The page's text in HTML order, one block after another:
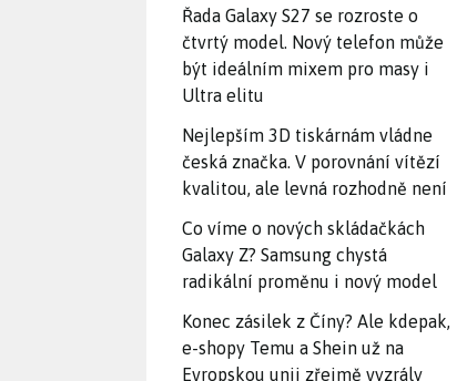
Řada Galaxy S27 se rozroste o
čtvrtý model. Nový telefon může
být ideálním mixem pro masy i
Ultra elitu
Nejlepším 3D tiskárnám vládne
česká značka. V porovnání vítězí
kvalitou, ale levná rozhodně není
Co víme o nových skládačkách
Galaxy Z? Samsung chystá
radikální proměnu i nový model
Konec zásilek z Číny? Ale kdepak,
e-shopy Temu a Shein už na
Evropskou unii zřejmě vyzrály